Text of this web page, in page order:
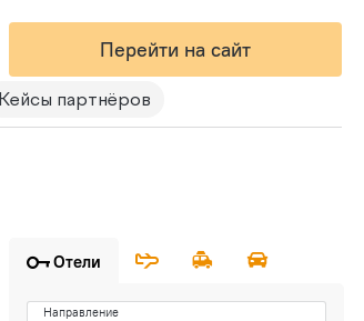
Перейти на сайт
Кейсы партнёров
Отели
Направление